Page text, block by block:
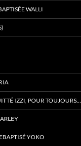
WALLI
IZZI, POUR TOUJOURS…
YOKO